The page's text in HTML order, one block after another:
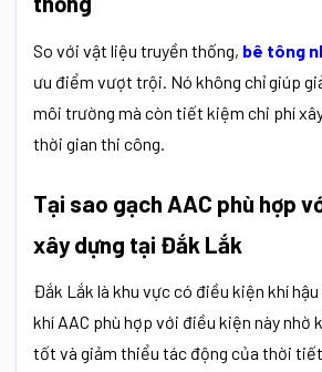
So với vật liệu truyền thống, bê tông
ưu điểm vượt trội. Nó không chỉ giúp
môi trường mà còn tiết kiệm chi phí
thời gian thi công.
Tại sao gạch AAC phù hợp
xây dựng tại Đắk Lắk
Đắk Lắk là khu vực có điều kiện khí
khí AAC phù hợp với điều kiện này nhờ
tốt và giảm thiểu tác động của thời